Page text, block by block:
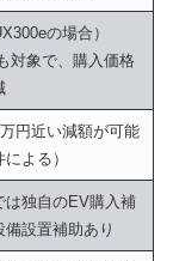
の場合）
対象で、購入価格
円近い減額が可能
による）
は独自のEV購入補
備設置補助あり